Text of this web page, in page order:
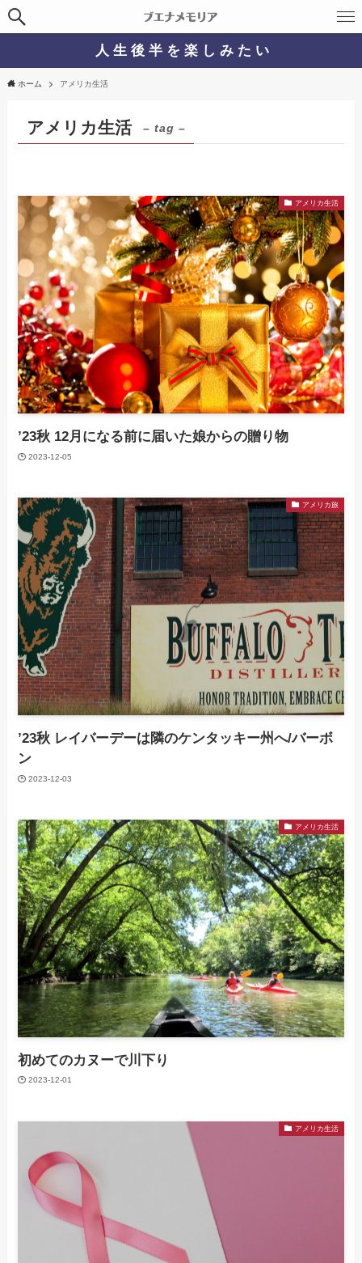
人 生 後 半 を 楽 し み た い
ホーム アメリカ生活
アメリカ生活 – tag –
アメリカ生活
’23秋 12月になる前に届いた娘からの贈り物
2023-12-05
アメリカ旅
’23秋 レイバーデーは隣のケンタッキー州へ/バーボ
ン
2023-12-03
アメリカ生活
初めてのカヌーで川下り
2023-12-01
アメリカ生活